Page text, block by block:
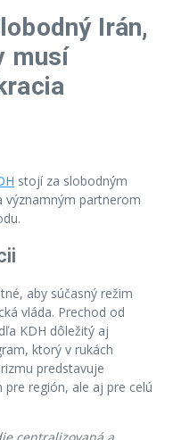
Irán,
musí
stojí za slobodným
významným partnerom
aby súčasný režim
vláda. Prechod od
KDH dôležitý aj
ktorý v rukách
predstavuje
región, ale aj pre celú